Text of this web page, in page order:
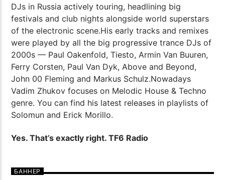
DJs in Russia actively touring, headlining big
festivals and club nights alongside world superstars
of the electronic scene.His early tracks and remixes
were played by all the big progressive trance DJs of
2000s — Paul Oakenfold, Tiesto, Armin Van Buuren,
Ferry Corsten, Paul Van Dyk, Above and Beyond,
John 00 Fleming and Markus Schulz.Nowadays
Vadim Zhukov focuses on Melodic House & Techno
genre. You can find his latest releases in playlists of
Solomun and Erick Morillo.
Yes. That’s exactly right. TF6 Radio
БАННЕР